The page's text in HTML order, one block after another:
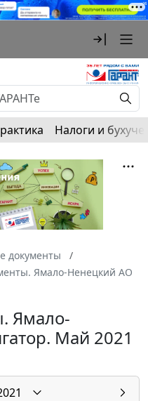
Налоги и
документы
Ямало-Ненецкий АО
Ямало-
Май 2021